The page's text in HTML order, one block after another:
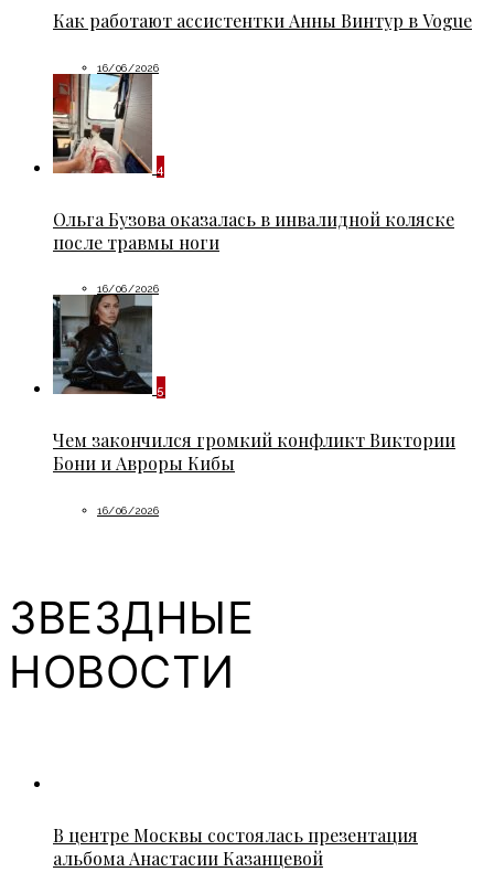
Как работают ассистентки Анны Винтур в Vogue
16/06/2026
4
Ольга Бузова оказалась в инвалидной коляске
после травмы ноги
16/06/2026
5
Чем закончился громкий конфликт Виктории
Бони и Авроры Кибы
16/06/2026
ЗВЕЗДНЫЕ
НОВОСТИ
В центре Москвы состоялась презентация
альбома Анастасии Казанцевой